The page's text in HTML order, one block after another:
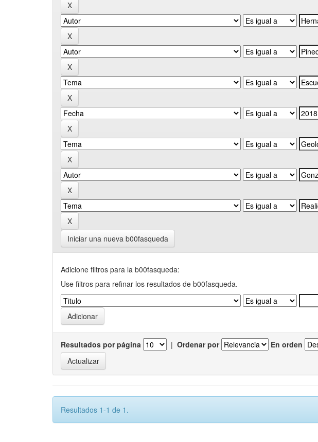
Iniciar una nueva b00fasqueda
Adicione filtros para la b00fasqueda:
Use filtros para refinar los resultados de b00fasqueda.
Resultados por página | Ordenar por En orden
Resultados 1-1 de 1.